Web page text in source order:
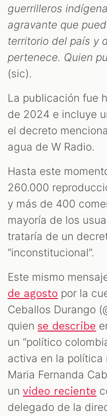
guerrilleros
agravante que
territorio del país y
pertenece. Quien
(sic).
La publicación fue
de 2024 e incluye
el decreto
agua de W Radio.
Hasta este
260.000
y más de 400
mayoría de los
trataría de un
“inconstitucional”.
Este mismo
de agosto por la
Ceballos Durango
quiense describe
un “político
activa en la política
Maria Fernanda
unvideo reciente
delegado de la